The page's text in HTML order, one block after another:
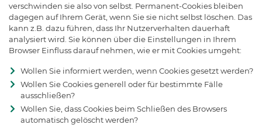
verschwinden sie also von selbst. Permanent-Cookies bleiben
dagegen auf Ihrem Gerät, wenn Sie sie nicht selbst löschen. Das
kann z.B. dazu führen, dass Ihr Nutzerverhalten dauerhaft
analysiert wird. Sie können über die Einstellungen in Ihrem
Browser Einfluss darauf nehmen, wie er mit Cookies umgeht:
Wollen Sie informiert werden, wenn Cookies gesetzt werden?
Wollen Sie Cookies generell oder für bestimmte Fälle
ausschließen?
Wollen Sie, dass Cookies beim Schließen des Browsers
automatisch gelöscht werden?